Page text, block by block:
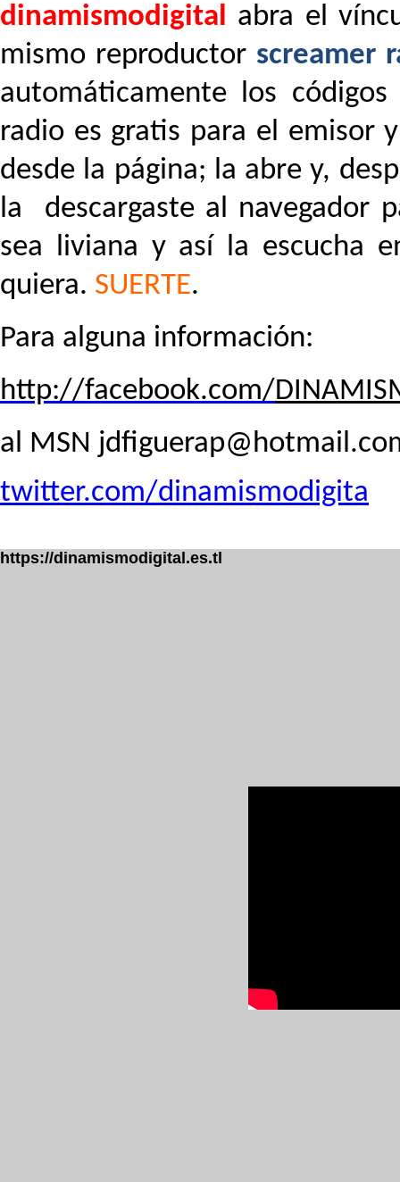
dinamismodigital abra el
mismo reproductor screamer
automáticamente los
radio es gratis para el emisor
desde la página; la abre y,
la descargaste al navegador
sea liviana y así la escucha
quiera. SUERTE.
Para alguna información:
http://facebook.com/
al MSN
twitter.com/dinamismodigita
https://dinamismodigital.es.tl